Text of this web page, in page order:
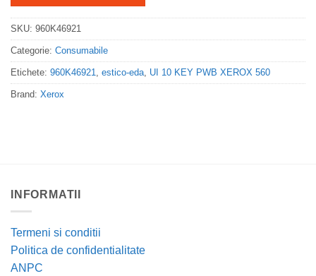
SKU: 960K46921
Categorie: Consumabile
Etichete: 960K46921, estico-eda, UI 10 KEY PWB XEROX 560
Brand: Xerox
INFORMATII
Termeni si conditii
Politica de confidentialitate
ANPC